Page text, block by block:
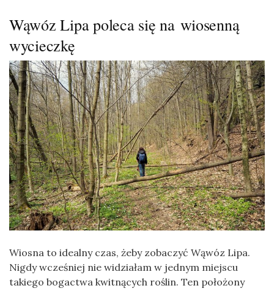
Wąwóz Lipa poleca się na wiosenną
wycieczkę
Wiosna to idealny czas, żeby zobaczyć Wąwóz Lipa.
Nigdy wcześniej nie widziałam w jednym miejscu
takiego bogactwa kwitnących roślin. Ten położony